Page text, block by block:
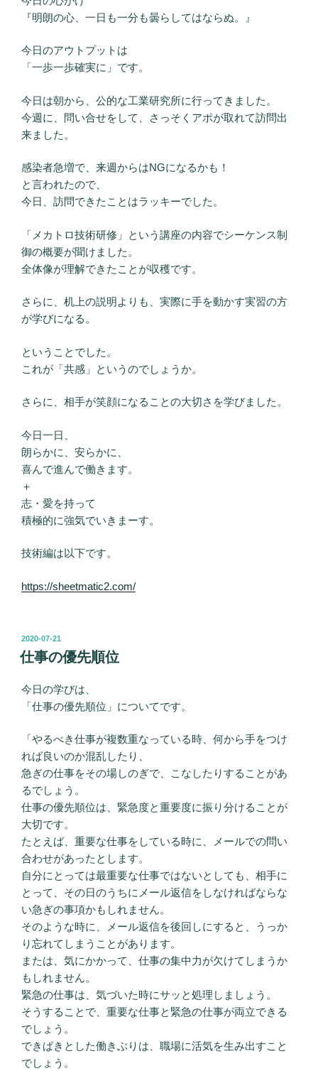
『明朗の心、一日も一分も曇らしてはならぬ。』
今日のアウトプットは
「一歩一歩確実に」です。
今日は朝から、公的な工業研究所に行ってきました。
今週に、問い合せをして、さっそくアポが取れて訪問出
来ました。
感染者急増で、来週からはNGになるかも！
と言われたので、
今日、訪問できたことはラッキーでした。
「メカトロ技術研修」という講座の内容でシーケンス制
御の概要が聞けました。
全体像が理解できたことが収穫です。
さらに、机上の説明よりも、実際に手を動かす実習の方
が学びになる。
ということでした。
これが「共感」というのでしょうか。
さらに、相手が笑顔になることの大切さを学びました。
今日一日、
朗らかに、安らかに、
喜んで進んで働きます。
＋
志・愛を持って
積極的に強気でいきまーす。
技術編は以下です。
https://sheetmatic2.com/
投
稿
日:
2020-07-21
仕事の優先順位
今日の学びは、
「仕事の優先順位」についてです。
「やるべき仕事が複数重なっている時、何から手をつけ
れば良いのか混乱したり、
急ぎの仕事をその場しのぎで、こなしたりすることがあ
るでしょう。
仕事の優先順位は、緊急度と重要度に振り分けることが
大切です。
たとえば、重要な仕事をしている時に、メールでの問い
合わせがあったとします。
自分にとっては最重要な仕事ではないとしても、相手に
とって、その日のうちにメール返信をしなければならな
い急ぎの事項かもしれません。
そのような時に、メール返信を後回しにすると、うっか
り忘れてしまうことがあります。
または、気にかかって、仕事の集中力が欠けてしまうか
もしれません。
緊急の仕事は、気づいた時にサッと処理しましょう。
そうすることで、重要な仕事と緊急の仕事が両立できる
でしょう。
できぱきとした働きぶりは、職場に活気を生み出すこと
でしょう。